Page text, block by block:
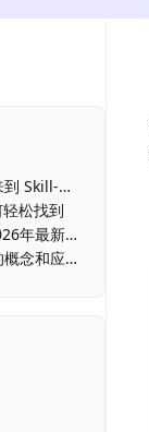
到 Skill-
松找到
年最新
念和应